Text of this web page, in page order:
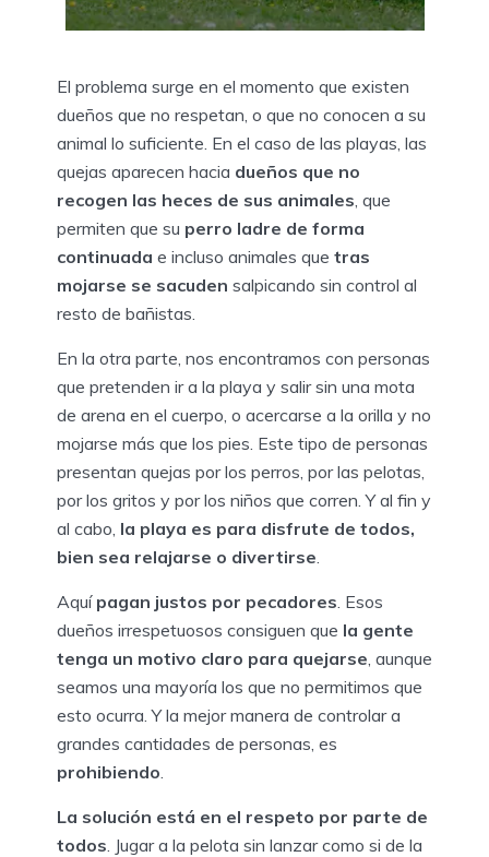
El problema surge en el momento que existen
dueños que no respetan, o que no conocen a su
animal lo suficiente. En el caso de las playas, las
quejas aparecen hacia dueños que no
recogen las heces de sus animales , que
permiten que su perro ladre de forma
continuada e incluso animales que tras
mojarse se sacuden salpicando sin control al
resto de bañistas.
En la otra parte, nos encontramos con personas
que pretenden ir a la playa y salir sin una mota
de arena en el cuerpo, o acercarse a la orilla y no
mojarse más que los pies. Este tipo de personas
presentan quejas por los perros, por las pelotas,
por los gritos y por los niños que corren. Y al fin y
al cabo, la playa es para disfrute de todos,
bien sea relajarse o divertirse
Aquí pagan justos por pecadores . Esos
dueños irrespetuosos consiguen que la gente
tenga un motivo claro para quejarse , aunque
seamos una mayoría los que no permitimos que
esto ocurra. Y la mejor manera de controlar a
grandes cantidades de personas, es
prohibiendo
La solución está en el respeto por parte de
todos . Jugar a la pelota sin lanzar como si de la